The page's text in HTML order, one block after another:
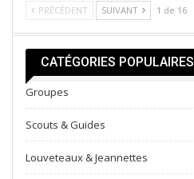
PRÉCÉDENT SUIVANT 1 de 16
CATÉGORIES POPULAIRES
Groupes
Scouts & Guides
Louveteaux & Jeannettes